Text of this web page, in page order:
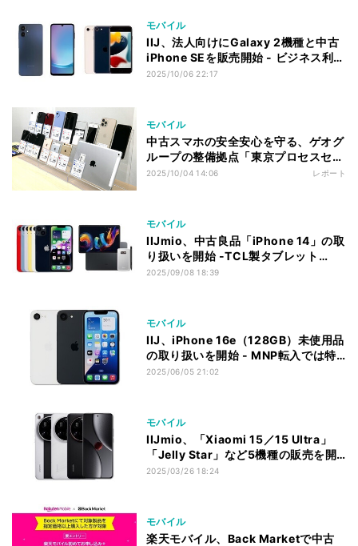
モバイル
IIJ、法人向けにGalaxy 2機種と中古
iPhone SEを販売開始 - ビジネス利用
を想定
2025/10/06 22:17
モバイル
中古スマホの安全安心を守る、ゲオグ
ループの整備拠点「東京プロセスセン
ター」を見てきた
2025/10/04 14:06 レポート
モバイル
IIJmio、中古良品「iPhone 14」の取
り扱いを開始 -TCL製タブレット
「TCL NXTPAPER 11 Plus」も
2025/09/08 18:39
モバイル
IIJ、iPhone 16e（128GB）未使用品
の取り扱いを開始 - MNP転入では特
価79,800円
2025/06/05 21:02
モバイル
IIJmio、「Xiaomi 15／15 Ultra」
「Jelly Star」など5機種の販売を開
始
2025/03/26 18:24
モバイル
楽天モバイル、Back Marketで中古